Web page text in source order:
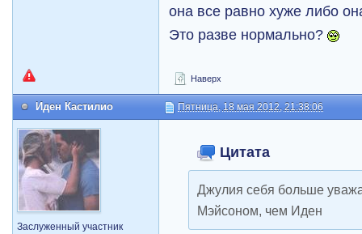
она все равно хуже либо
Это разве нормально?
Наверх
Иден Кастилио Пятница, 18 мая 2012, 21:38:06
Заслуженный участник
Цитата
Джулия себя больше
Мэйсоном, чем Иден